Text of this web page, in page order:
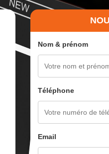
Nom & prénom
Téléphone
Email